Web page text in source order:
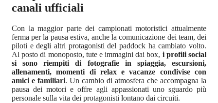
canali ufficiali
Con la maggior parte dei campionati motoristici attualmente
ferma per la pausa estiva, anche la comunicazione dei team, dei
piloti e degli altri protagonisti del paddock ha cambiato volto.
Al posto di monoposto, tute e immagini dai box, i profili social
si sono riempiti di fotografie in spiaggia, escursioni,
allenamenti, momenti di relax e vacanze condivise con
amici e familiari. Un cambio di atmosfera che accompagna la
pausa dei motori e offre agli appassionati uno sguardo più
personale sulla vita dei protagonisti lontano dai circuiti.